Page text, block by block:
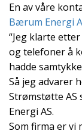
Avtaleboken
Ditt
En av våre
Bærum Energi
“Jeg klarte
og telefoner å
hadde
Så jeg advarer
Strømstøtte AS
Energi AS.
Som firma er vi